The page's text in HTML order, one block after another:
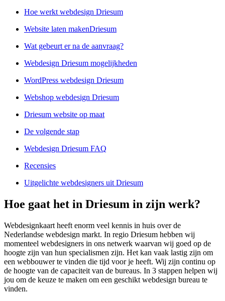
Hoe werkt webdesign Driesum
Website laten makenDriesum
Wat gebeurt er na de aanvraag?
Webdesign Driesum mogelijkheden
WordPress webdesign Driesum
Webshop webdesign Driesum
Driesum website op maat
De volgende stap
Webdesign Driesum FAQ
Recensies
Uitgelichte webdesigners uit Driesum
Hoe gaat het in Driesum in zijn werk?
Webdesignkaart heeft enorm veel kennis in huis over de
Nederlandse webdesign markt. In regio Driesum hebben wij
momenteel webdesigners in ons netwerk waarvan wij goed op de
hoogte zijn van hun specialismen zijn. Het kan vaak lastig zijn om
een webbouwer te vinden die tijd voor je heeft. Wij zijn continu op
de hoogte van de capaciteit van de bureaus. In 3 stappen helpen wij
jou om de keuze te maken om een geschikt webdesign bureau te
vinden.